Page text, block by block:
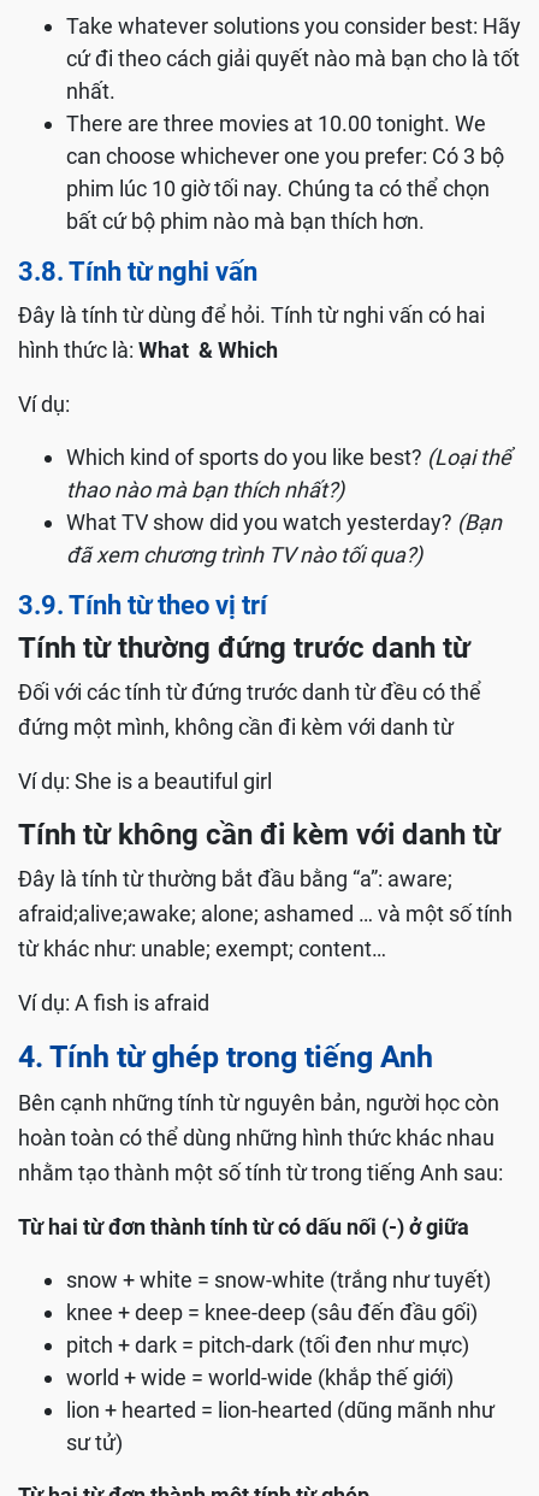
Take whatever solutions you consider best: Hãy
cứ đi theo cách giải quyết nào mà bạn cho là tốt
nhất.
There are three movies at 10.00 tonight. We
can choose whichever one you prefer: Có 3 bộ
phim lúc 10 giờ tối nay. Chúng ta có thể chọn
bất cứ bộ phim nào mà bạn thích hơn.
3.8. Tính từ nghi vấn
Đây là tính từ dùng để hỏi. Tính từ nghi vấn có hai
hình thức là: What & Which
Ví dụ:
Which kind of sports do you like best? (Loại thể
thao nào mà bạn thích nhất?)
What TV show did you watch yesterday? (Bạn
đã xem chương trình TV nào tối qua?)
3.9. Tính từ theo vị trí
Tính từ thường đứng trước danh từ
Đối với các tính từ đứng trước danh từ đều có thể
đứng một mình, không cần đi kèm với danh từ
Ví dụ: She is a beautiful girl
Tính từ không cần đi kèm với danh từ
Đây là tính từ thường bắt đầu bằng “a”: aware;
afraid;alive;awake; alone; ashamed … và một số tính
từ khác như: unable; exempt; content…
Ví dụ: A fish is afraid
4. Tính từ ghép trong tiếng Anh
Bên cạnh những tính từ nguyên bản, người học còn
hoàn toàn có thể dùng những hình thức khác nhau
nhằm tạo thành một số tính từ trong tiếng Anh sau:
Từ hai từ đơn thành tính từ có dấu nối (-) ở giữa
snow + white = snow-white (trắng như tuyết)
knee + deep = knee-deep (sâu đến đầu gối)
pitch + dark = pitch-dark (tối đen như mực)
world + wide = world-wide (khắp thế giới)
lion + hearted = lion-hearted (dũng mãnh như
sư tử)